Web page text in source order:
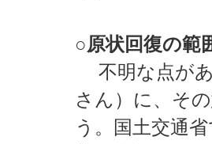
○原状回復の範
不明な点があ
さん）に、そ
う。国土交通